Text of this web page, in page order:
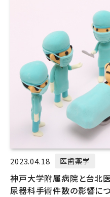
2023.04.18 医歯薬学
神戸大学附属病院と台北
尿器科手術件数の影響に